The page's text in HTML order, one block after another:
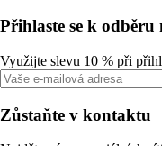
Přihlaste se k odběru
Využijte slevu 10 % při
Zůstaňte v kontaktu